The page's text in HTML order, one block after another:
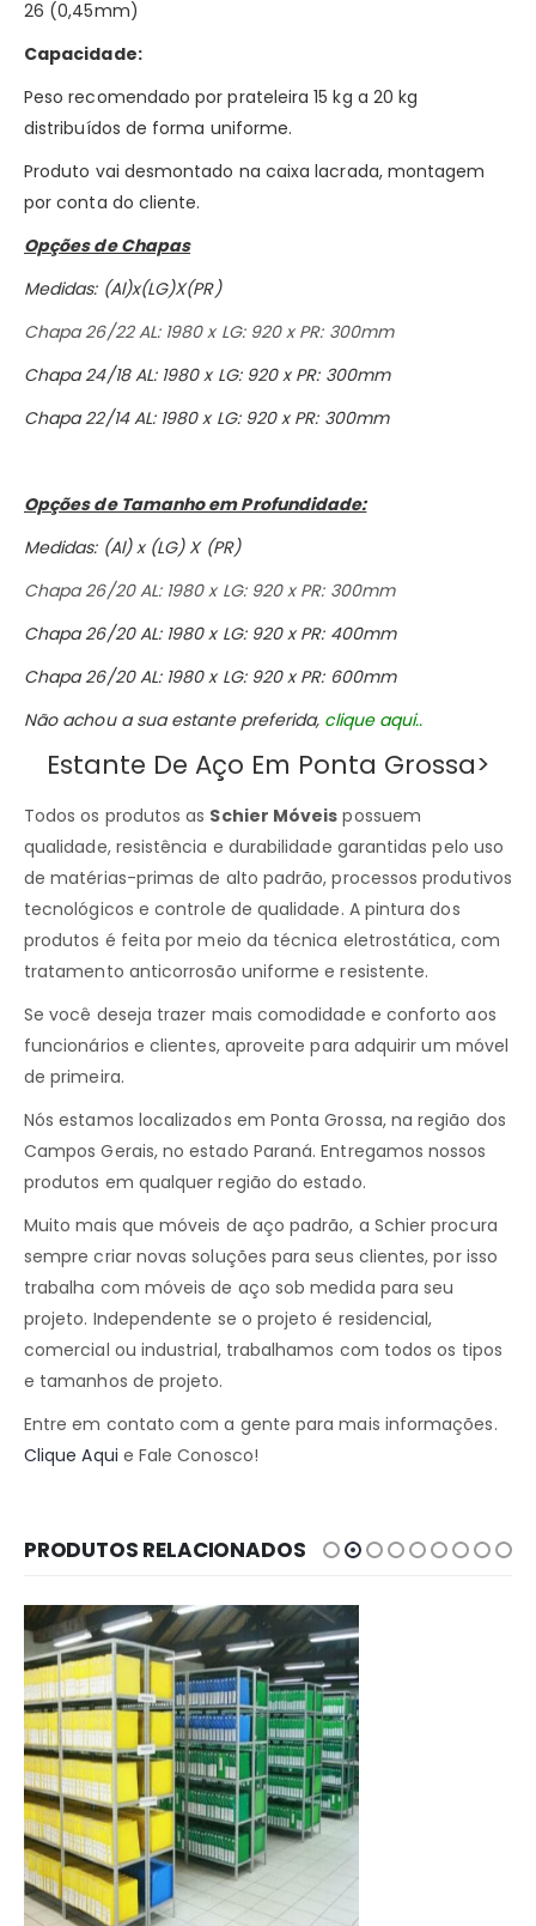
26 (0,45mm)
Capacidade:
Peso recomendado por prateleira 15 kg a 20 kg
distribuídos de forma uniforme.
Produto vai desmontado na caixa lacrada, montagem
por conta do cliente.
Opções de Chapas
Medidas: (Al)x(LG)X(PR)
Chapa 26/22 AL: 1980 x LG: 920 x PR: 300mm
Chapa 24/18 AL: 1980 x LG: 920 x PR: 300mm
Chapa 22/14 AL: 1980 x LG: 920 x PR: 300mm
Opções de Tamanho em Profundidade:
Medidas: (Al) x (LG) X (PR)
Chapa 26/20 AL: 1980 x LG: 920 x PR: 300mm
Chapa 26/20 AL: 1980 x LG: 920 x PR: 400mm
Chapa 26/20 AL: 1980 x LG: 920 x PR: 600mm
Não achou a sua estante preferida, clique aqui..
Estante De Aço Em Ponta Grossa>
Todos os produtos as Schier Móveis possuem
qualidade, resistência e durabilidade garantidas pelo uso
de matérias-primas de alto padrão, processos produtivos
tecnológicos e controle de qualidade. A pintura dos
produtos é feita por meio da técnica eletrostática, com
tratamento anticorrosão uniforme e resistente.
Se você deseja trazer mais comodidade e conforto aos
funcionários e clientes, aproveite para adquirir um móvel
de primeira.
Nós estamos localizados em Ponta Grossa, na região dos
Campos Gerais, no estado Paraná. Entregamos nossos
produtos em qualquer região do estado.
Muito mais que móveis de aço padrão, a Schier procura
sempre criar novas soluções para seus clientes, por isso
trabalha com móveis de aço sob medida para seu
projeto. Independente se o projeto é residencial,
comercial ou industrial, trabalhamos com todos os tipos
e tamanhos de projeto.
Entre em contato com a gente para mais informações.
Clique Aqui e Fale Conosco!
PRODUTOS RELACIONADOS